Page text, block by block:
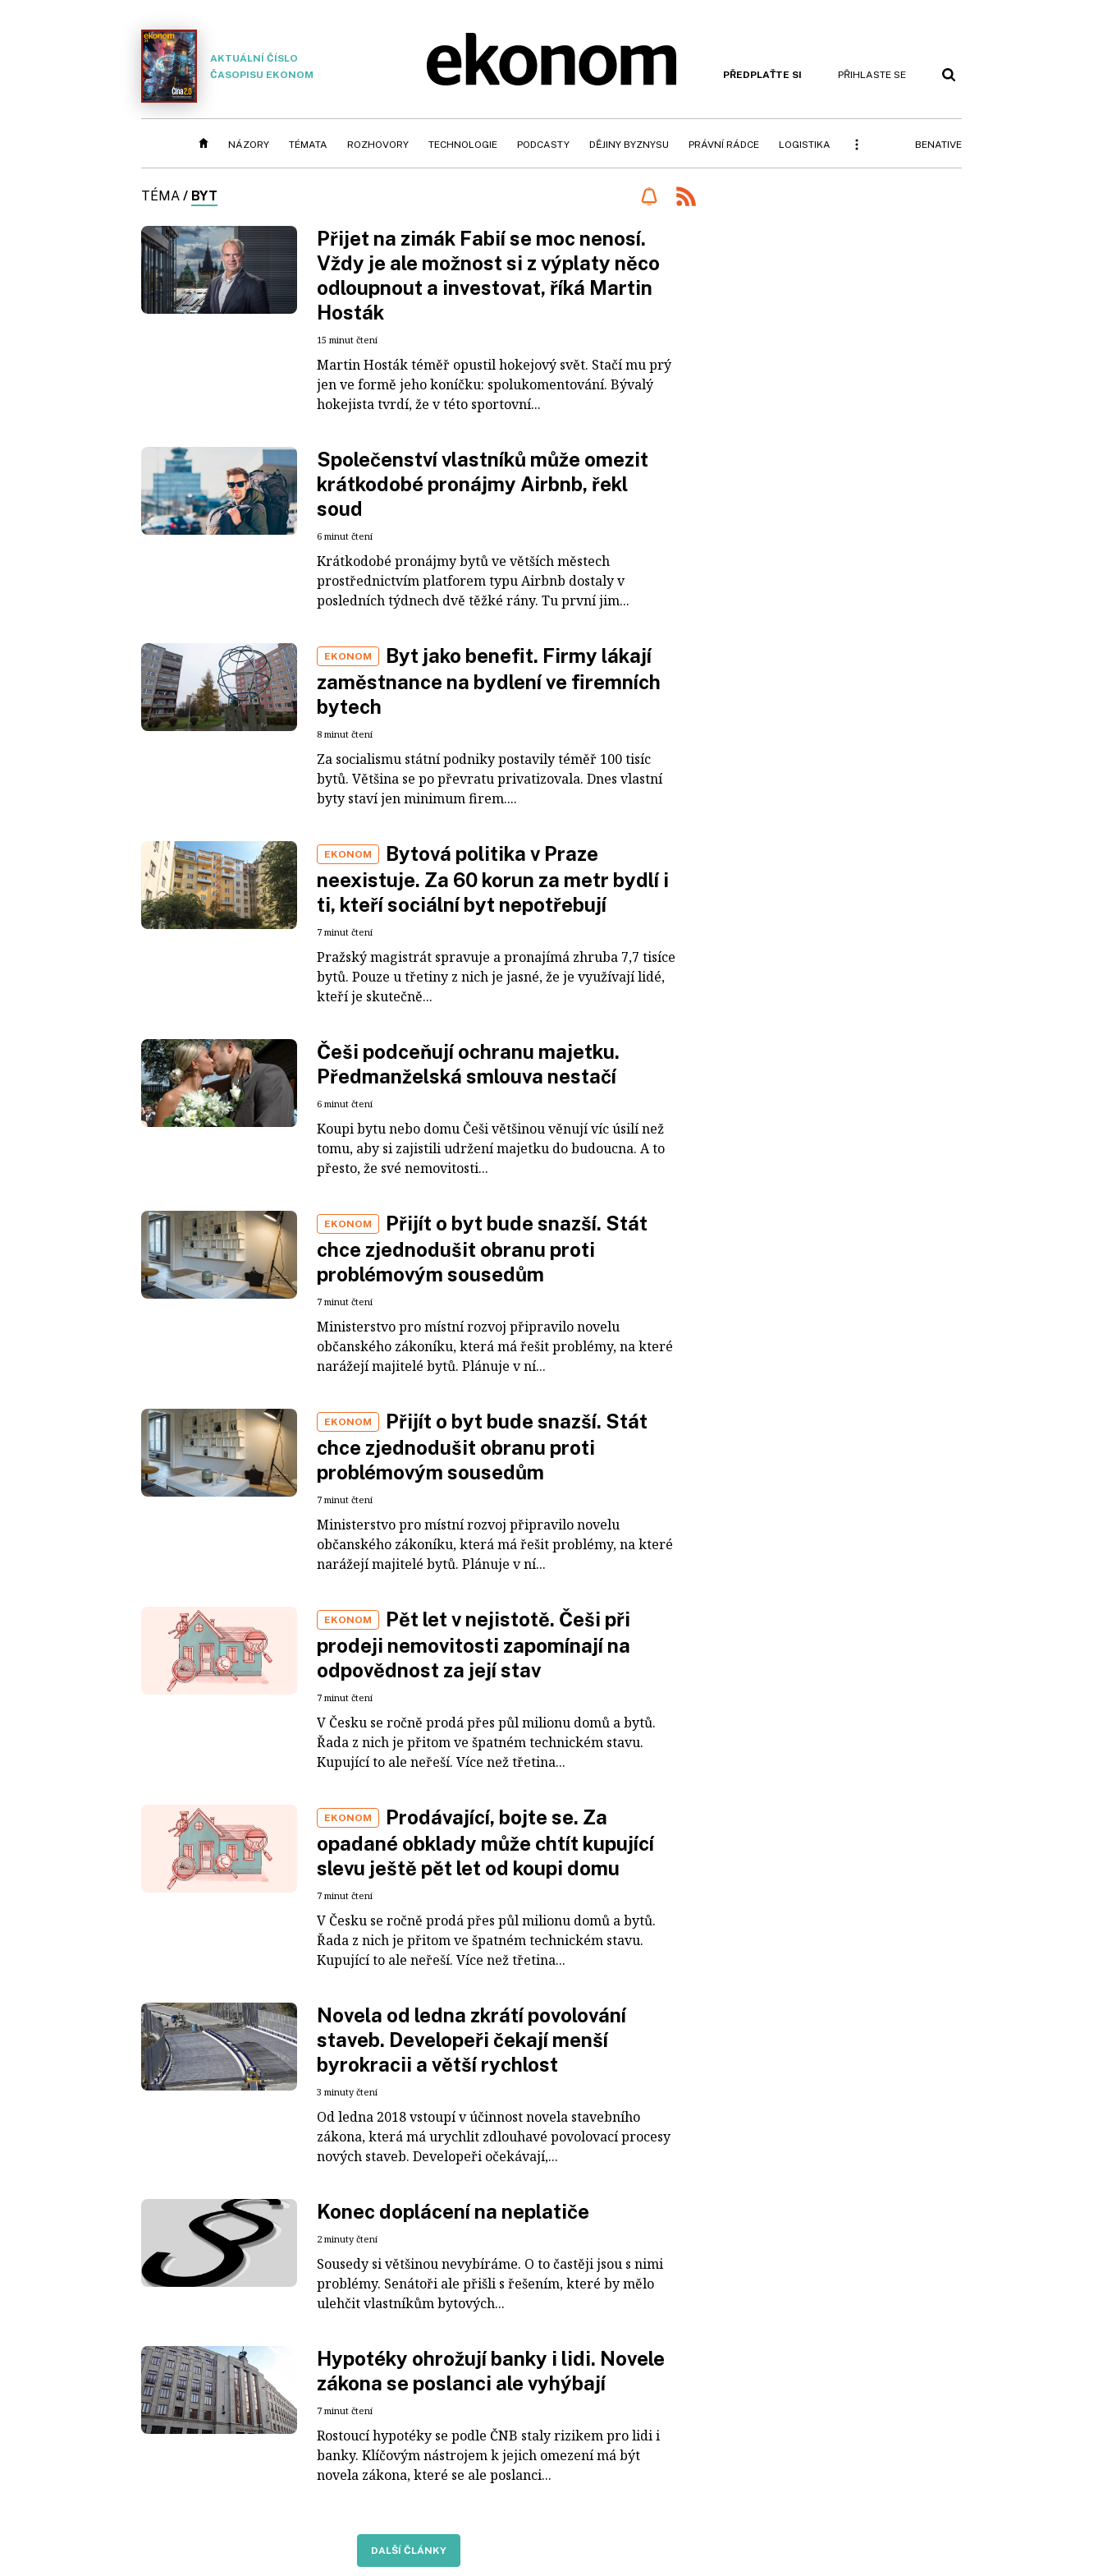
AKTUÁLNÍ ČÍSLO
ČASOPISU EKONOM
PŘEDPLAŤTE SI PŘIHLASTE SE
NÁZORY TÉMATA ROZHOVORY TECHNOLOGIE PODCASTY DĚJINY BYZNYSU PRÁVNÍ RÁDCE LOGISTIKA BENATIVE
TÉMA / BYT
Přijet na zimák Fabií se moc nenosí.
Vždy je ale možnost si z výplaty něco
odloupnout a investovat, říká Martin
Hosták
15 minut čtení
Martin Hosták téměř opustil hokejový svět. Stačí mu prý
jen ve formě jeho koníčku: spolukomentování. Bývalý
hokejista tvrdí, že v této sportovní...
Společenství vlastníků může omezit
krátkodobé pronájmy Airbnb, řekl
soud
6 minut čtení
Krátkodobé pronájmy bytů ve větších městech
prostřednictvím platforem typu Airbnb dostaly v
posledních týdnech dvě těžké rány. Tu první jim...
EKONOM
Byt jako benefit. Firmy lákají
zaměstnance na bydlení ve firemních
bytech
8 minut čtení
Za socialismu státní podniky postavily téměř 100 tisíc
bytů. Většina se po převratu privatizovala. Dnes vlastní
byty staví jen minimum firem....
EKONOM
Bytová politika v Praze
neexistuje. Za 60 korun za metr bydlí i
ti, kteří sociální byt nepotřebují
7 minut čtení
Pražský magistrát spravuje a pronajímá zhruba 7,7 tisíce
bytů. Pouze u třetiny z nich je jasné, že je využívají lidé,
kteří je skutečně...
Češi podceňují ochranu majetku.
Předmanželská smlouva nestačí
6 minut čtení
Koupi bytu nebo domu Češi většinou věnují víc úsilí než
tomu, aby si zajistili udržení majetku do budoucna. A to
přesto, že své nemovitosti...
EKONOM
Přijít o byt bude snazší. Stát
chce zjednodušit obranu proti
problémovým sousedům
7 minut čtení
Ministerstvo pro místní rozvoj připravilo novelu
občanského zákoníku, která má řešit problémy, na které
narážejí majitelé bytů. Plánuje v ní...
EKONOM
Přijít o byt bude snazší. Stát
chce zjednodušit obranu proti
problémovým sousedům
7 minut čtení
Ministerstvo pro místní rozvoj připravilo novelu
občanského zákoníku, která má řešit problémy, na které
narážejí majitelé bytů. Plánuje v ní...
EKONOM
Pět let v nejistotě. Češi při
prodeji nemovitosti zapomínají na
odpovědnost za její stav
7 minut čtení
V Česku se ročně prodá přes půl milionu domů a bytů.
Řada z nich je přitom ve špatném technickém stavu.
Kupující to ale neřeší. Více než třetina...
EKONOM
Prodávající, bojte se. Za
opadané obklady může chtít kupující
slevu ještě pět let od koupi domu
7 minut čtení
V Česku se ročně prodá přes půl milionu domů a bytů.
Řada z nich je přitom ve špatném technickém stavu.
Kupující to ale neřeší. Více než třetina...
Novela od ledna zkrátí povolování
staveb. Developeři čekají menší
byrokracii a větší rychlost
3 minuty čtení
Od ledna 2018 vstoupí v účinnost novela stavebního
zákona, která má urychlit zdlouhavé povolovací procesy
nových staveb. Developeři očekávají,...
Konec doplácení na neplatiče
2 minuty čtení
Sousedy si většinou nevybíráme. O to častěji jsou s nimi
problémy. Senátoři ale přišli s řešením, které by mělo
ulehčit vlastníkům bytových...
Hypotéky ohrožují banky i lidi. Novele
zákona se poslanci ale vyhýbají
7 minut čtení
Rostoucí hypotéky se podle ČNB staly rizikem pro lidi i
banky. Klíčovým nástrojem k jejich omezení má být
novela zákona, které se ale poslanci...
DALŠÍ ČLÁNKY